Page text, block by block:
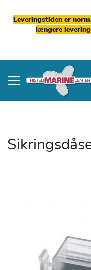
Leveringstiden er
længere
to
Content